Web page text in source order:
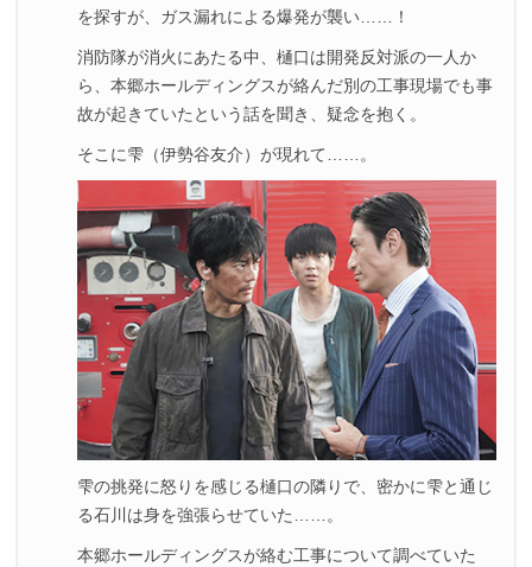
を探すが、ガス漏れによる爆発が襲い……！
消防隊が消火にあたる中、樋口は開発反対派の一人か
ら、本郷ホールディングスが絡んだ別の工事現場でも事
故が起きていたという話を聞き、疑念を抱く。
そこに雫（伊勢谷友介）が現れて……。
雫の挑発に怒りを感じる樋口の隣りで、密かに雫と通じ
る石川は身を強張らせていた……。
本郷ホールディングスが絡む工事について調べていた